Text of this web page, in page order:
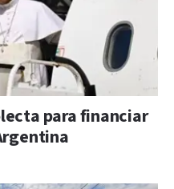
para financiar